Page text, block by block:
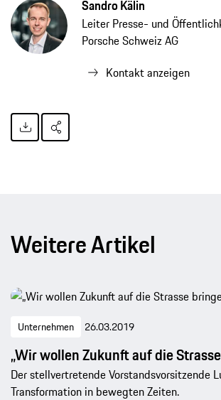
Sandro Kälin
Leiter Presse- und
Porsche Schweiz AG
Kontakt anzeigen
Weitere Artikel
Unternehmen 26.03.2019
„Wir wollen Zukunft auf die
Der stellvertretende Vorstandsvorsitzende
Transformation in bewegten Zeiten.